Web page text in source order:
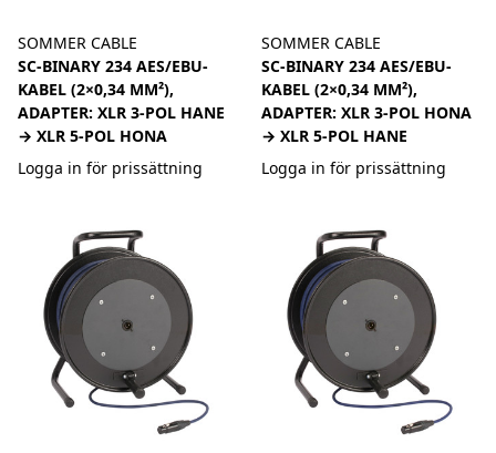
SOMMER CABLE
SC-BINARY 234 AES/EBU-
KABEL (2×0,34 MM²),
ADAPTER: XLR 3-POL HANE
→ XLR 5-POL HONA
Logga in för prissättning
SOMMER CABLE
SC-BINARY 234 AES/EBU-
KABEL (2×0,34 MM²),
ADAPTER: XLR 3-POL HONA
→ XLR 5-POL HANE
Logga in för prissättning